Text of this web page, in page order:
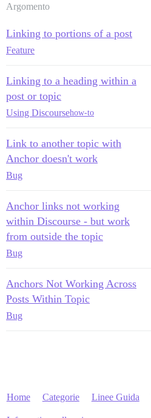
Argomento
Linking to portions of a post
Feature
Linking to a heading within a
post or topic
Using Discoursehow-to
Link to another topic with
Anchor doesn't work
Bug
Anchor links not working
within Discourse - but work
from outside the topic
Bug
Anchors Not Working Across
Posts Within Topic
Bug
Home Categorie Linee Guida